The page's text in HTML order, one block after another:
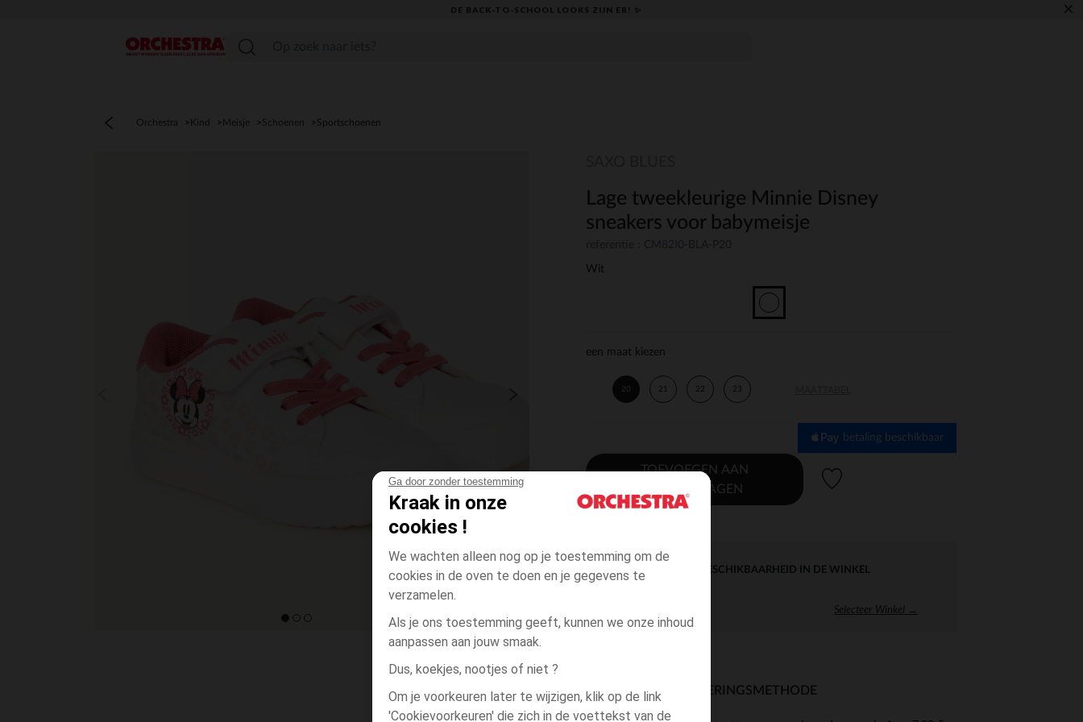
Ga door zonder toestemming
Kraak in onze
cookies !
We wachten alleen nog op je toestemming om de
cookies in de oven te doen en je gegevens te
verzamelen.
Als je ons toestemming geeft, kunnen we onze inhoud
aanpassen aan jouw smaak.
Dus, koekjes, nootjes of niet ?
Om je voorkeuren later te wijzigen, klik op de link
'Cookievoorkeuren' die zich in de voettekst van de
DE BACK-TO-SCHOOL LOOKS ZIJN ER! ✨ ×
menu
Orchestra Kind Meisje Schoenen Sportschoenen
Lage tweekleurige Minnie Disney
sneakers voor babymeisje
Wit
een maat kiezen
20 21 22 23
betaling beschikbaar
TOEVOEGEN AAN
WINKELWAGEN
DIRECTE BESCHIKBAARHEID IN DE WINKEL
Selecteer Winkel →
BESCHIKBAARE LEVERINGSMETHODE